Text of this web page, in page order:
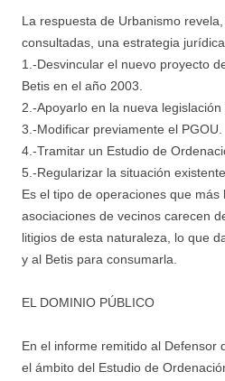
La respuesta de Urbanismo
consultadas, una estrategia
1.-Desvincular el nuevo proyecto
Betis en el año 2003.
2.-Apoyarlo en la nueva legislación
3.-Modificar previamente el PGOU.
4.-Tramitar un Estudio de
5.-Regularizar la situación existente.
Es el tipo de operaciones que
asociaciones de vecinos carecen
litigios de esta naturaleza, lo que
y al Betis para consumarla.
EL DOMINIO PÚBLICO
En el informe remitido al Defensor
el ámbito del Estudio de